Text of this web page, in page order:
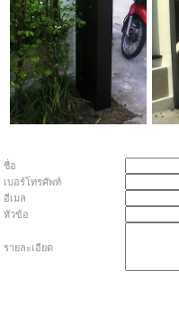
ชื่อ
เบอร์โทรศัพท์
อีเมล
หัวข้อ
รายละเอียด